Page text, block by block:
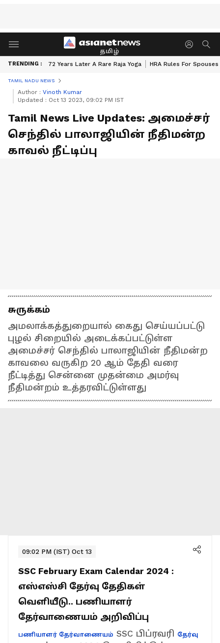
தமிழ்
TRENDING : 72 Years Later A Rare Raja Yoga HRA Rules For Spouses
TAMIL NADU NEWS
Author : Vinoth Kumar
Updated : Oct 13 2023, 09:02 PM IST
Tamil News Live Updates: அமைச்சர்
செந்தில் பாலாஜியின் நீதிமன்ற
காவல் நீட்டிப்பு
சுருக்கம்
அமலாக்கத்துறையால் கைது செய்யப்பட்டு
புழல் சிறையில் அடைக்கப்பட்டுள்ள
அமைச்சர் செந்தில் பாலாஜியின் நீதிமன்ற
காவலை வருகிற 20 ஆம் தேதி வரை
நீட்டித்து சென்னை முதன்மை அமர்வு
நீதிமன்றம் உத்தரவிட்டுள்ளது
09:02 PM (IST) Oct 13
SSC February Exam Calendar 2024 :
எஸ்எஸ்சி தேர்வு தேதிகள்
வெளியீடு.. பணியாளர்
தேர்வாணையம் அறிவிப்பு
பணியாளர் தேர்வாணையம் SSC பிப்ரவரி தேர்வு